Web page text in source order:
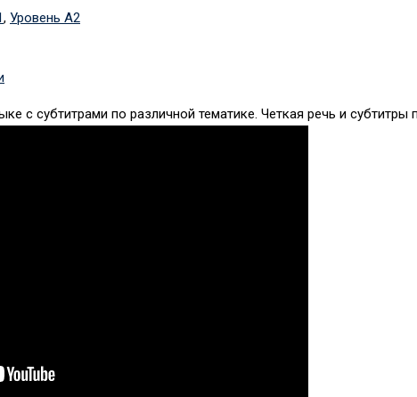
, Уровень А2
с субтитрами по различной тематике. Четкая речь и субтитры